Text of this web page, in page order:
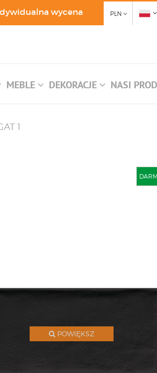
wycena PLN
MEBLE DEKORACJE NASI
1
POWIĘKSZ